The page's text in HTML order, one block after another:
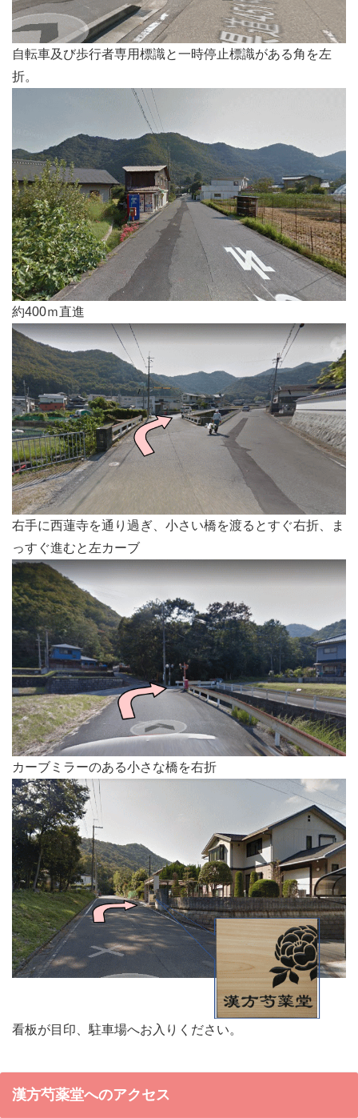
⁠⁠自転車及び歩行者専用標識と一時停止標識がある角を左
折。
約400ｍ直進
右手に西蓮寺を通り過ぎ、小さい橋を渡るとすぐ右折、ま
っすぐ進むと左カーブ
カーブミラーのある小さな橋を右折⁠
看板が目印、駐車場へお入りください。
漢方芍薬堂へのアクセス